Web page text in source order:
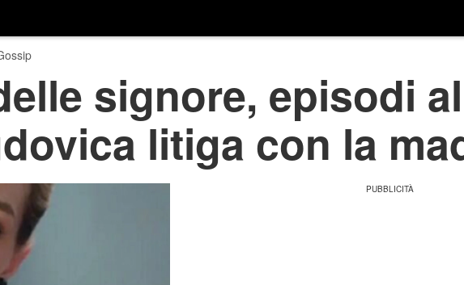
signore, episodi
litiga con la